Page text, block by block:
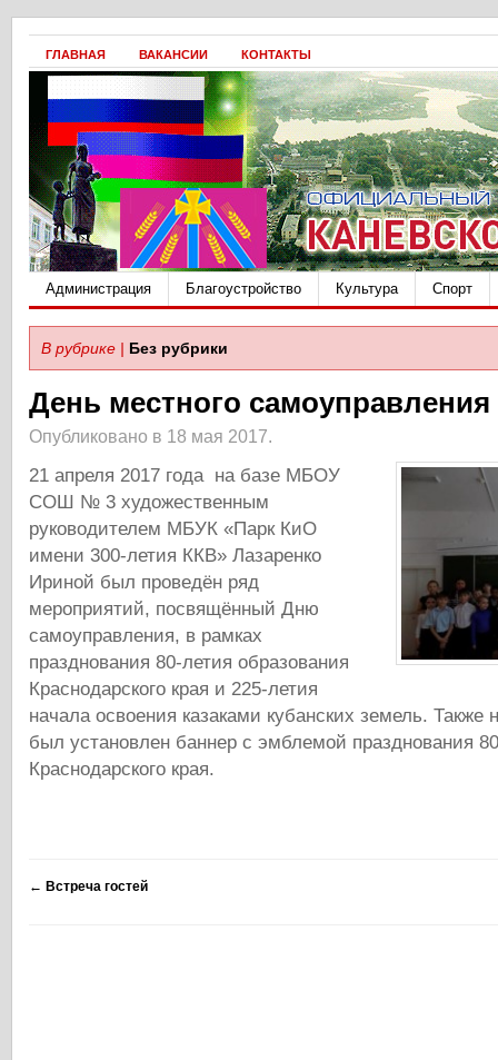
ГЛАВНАЯ ВАКАНСИИ КОНТАКТЫ
Администрация Благоустройство Культура Спорт
В рубрике | Без рубрики
День местного самоуправления
Опубликовано в 18 мая 2017.
21 апреля 2017 года на базе МБОУ
СОШ № 3 художественным
руководителем МБУК «Парк КиО
имени 300-летия ККВ» Лазаренко
Ириной был проведён ряд
мероприятий, посвящённый Дню
самоуправления, в рамках
празднования 80-летия образования
Краснодарского края и 225-летия
начала освоения казаками кубанских земель. Также
был установлен баннер с эмблемой празднования
Краснодарского края.
← Встреча гостей